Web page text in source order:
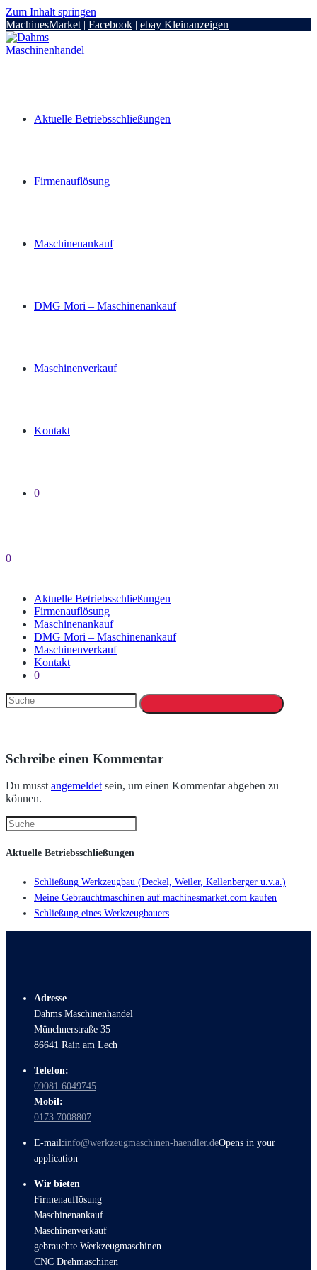
Zum Inhalt springen
MachinesMarket | Facebook | ebay Kleinanzeigen
Aktuelle Betriebsschließungen
Firmenauflösung
Maschinenankauf
DMG Mori – Maschinenankauf
Maschinenverkauf
Kontakt
0
0
Aktuelle Betriebsschließungen
Firmenauflösung
Maschinenankauf
DMG Mori – Maschinenankauf
Maschinenverkauf
Kontakt
0
Schreibe einen Kommentar
Du musstangemeldetsein, um einen Kommentar abgeben zu
können.
Aktuelle Betriebsschließungen
Schließung Werkzeugbau (Deckel, Weiler, Kellenberger u.v.a.)
Meine Gebrauchtmaschinen auf machinesmarket.com kaufen
Schließung eines Werkzeugbauers
Adresse
Dahms Maschinenhandel
Münchnerstraße 35
86641 Rain am Lech
Telefon:
09081 6049745
Mobil:
0173 7008807
E-mail:info@werkzeugmaschinen-haendler.deOpens in your
application
Wir bieten
Firmenauflösung
Maschinenankauf
Maschinenverkauf
gebrauchte Werkzeugmaschinen
CNC Drehmaschinen